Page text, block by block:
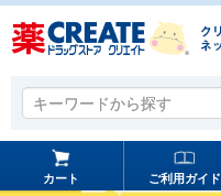
キーワードから探す
キーワードから探す
カート ご利用ガイド